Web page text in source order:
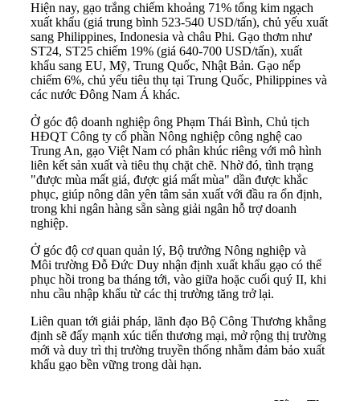
Hiện nay, gạo trắng chiếm khoảng 71% tổng kim ngạch
xuất khẩu (giá trung bình 523-540 USD/tấn), chủ yếu xuất
sang Philippines, Indonesia và châu Phi. Gạo thơm như
ST24, ST25 chiếm 19% (giá 640-700 USD/tấn), xuất
khẩu sang EU, Mỹ, Trung Quốc, Nhật Bản. Gạo nếp
chiếm 6%, chủ yếu tiêu thụ tại Trung Quốc, Philippines và
các nước Đông Nam Á khác.
Ở góc độ doanh nghiệp ông Phạm Thái Bình, Chủ tịch
HĐQT Công ty cổ phần Nông nghiệp công nghệ cao
Trung An, gạo Việt Nam có phân khúc riêng với mô hình
liên kết sản xuất và tiêu thụ chặt chẽ. Nhờ đó, tình trạng
"được mùa mất giá, được giá mất mùa" dần được khắc
phục, giúp nông dân yên tâm sản xuất với đầu ra ổn định,
trong khi ngân hàng sẵn sàng giải ngân hỗ trợ doanh
nghiệp.
Ở góc độ cơ quan quản lý, Bộ trưởng Nông nghiệp và
Môi trường Đỗ Đức Duy nhận định xuất khẩu gạo có thể
phục hồi trong ba tháng tới, vào giữa hoặc cuối quý II, khi
nhu cầu nhập khẩu từ các thị trường tăng trở lại.
Liên quan tới giải pháp, lãnh đạo Bộ Công Thương khẳng
định sẽ đẩy mạnh xúc tiến thương mại, mở rộng thị trường
mới và duy trì thị trường truyền thống nhằm đảm bảo xuất
khẩu gạo bền vững trong dài hạn.